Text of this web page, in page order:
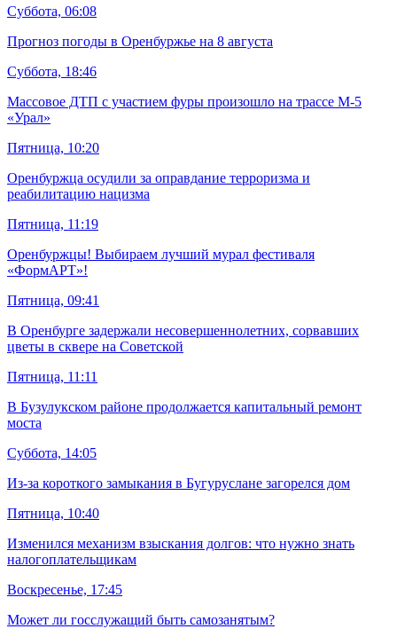
Суббота, 06:08
Прогноз погоды в Оренбуржье на 8 августа
Суббота, 18:46
Массовое ДТП с участием фуры произошло на трассе М-5
«Урал»
Пятница, 10:20
Оренбуржца осудили за оправдание терроризма и
реабилитацию нацизма
Пятница, 11:19
Оренбуржцы! Выбираем лучший мурал фестиваля
«ФормАРТ»!
Пятница, 09:41
В Оренбурге задержали несовершеннолетних, сорвавших
цветы в сквере на Советской
Пятница, 11:11
В Бузулукском районе продолжается капитальный ремонт
моста
Суббота, 14:05
Из-за короткого замыкания в Бугуруслане загорелся дом
Пятница, 10:40
Изменился механизм взыскания долгов: что нужно знать
налогоплательщикам
Воскресенье, 17:45
Может ли госслужащий быть самозанятым?